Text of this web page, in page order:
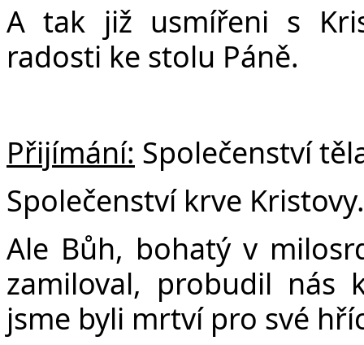
A tak již usmířeni s
radosti ke stolu Páně.
Přijímání: Společenství
Společenství krve Kristovy.
Ale Bůh, bohatý v
zamiloval, probudil nás
jsme byli mrtví pro své